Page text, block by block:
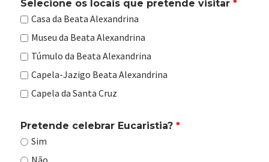
Selecione os locais que pretende visitar *
Casa da Beata Alexandrina
Museu da Beata Alexandrina
Túmulo da Beata Alexandrina
Capela-Jazigo Beata Alexandrina
Capela da Santa Cruz
Pretende celebrar Eucaristia? *
Sim
Não